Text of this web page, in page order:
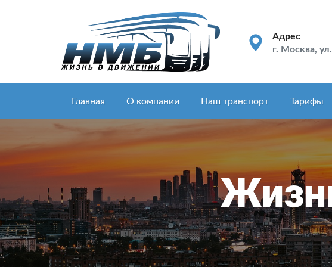
Адрес
г. Москва,
Главная О компании Наш транспорт Тарифы